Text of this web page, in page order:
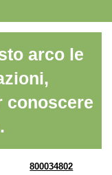
arco le
conoscere
800034802